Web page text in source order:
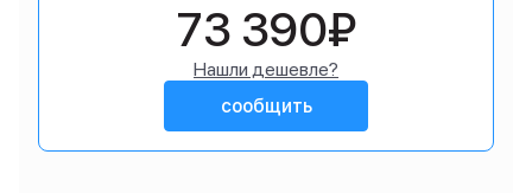
73 390₽
Нашли дешевле?
сообщить